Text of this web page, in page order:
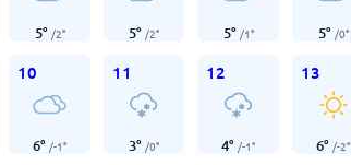
5° /2° 5° /2° 5° /1° 5° /0°
10
6° /-1°
11
3° /0°
12
4° /-1°
13
6° /-2°